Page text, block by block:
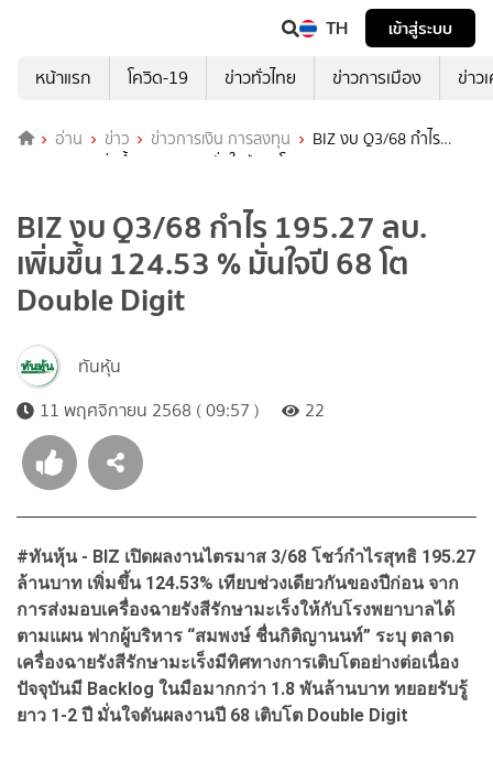
TH
เข้าสู่ระบบ
หน้าแรก
โควิด-19 ข่าวทั่วไทย ข่าวการเมือง ข่าว
อ่าน ข่าว ข่าวการเงิน การลงทุน
BIZ งบ Q3/68 กำไร
195.27 ลบ. เพิ่มขึ้น 124.53 % มั่นใจปี 68 โต Double Digit
BIZ งบ Q3/68 กำไร 195.27 ลบ.
เพิ่มขึ้น 124.53 % มั่นใจปี 68 โต
Double Digit
ทันหุ้น
11 พฤศจิกายน 2568 ( 09:57 )
22
#ทันหุ้น - BIZ เปิดผลงานไตรมาส 3/68 โชว์กำไรสุทธิ 195.27
ล้านบาท เพิ่มขึ้น 124.53% เทียบช่วงเดียวกันของปีก่อน จาก
การส่งมอบเครื่องฉายรังสีรักษามะเร็งให้กับโรงพยาบาลได้
ตามแผน ฟากผู้บริหาร “สมพงษ์ ชื่นกิติญานนท์” ระบุ ตลาด
เครื่องฉายรังสีรักษามะเร็งมีทิศทางการเติบโตอย่างต่อเนื่อง
ปัจจุบันมี Backlog ในมือมากกว่า 1.8 พันล้านบาท ทยอยรับรู้
ยาว 1-2 ปี มั่นใจดันผลงานปี 68 เติบโต Double Digit